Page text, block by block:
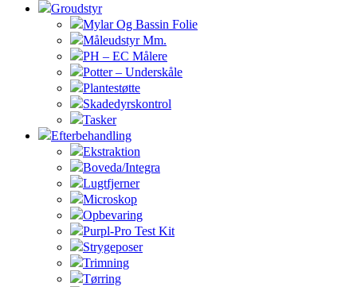
Groudstyr
Mylar Og Bassin Folie
Måleudstyr Mm.
PH – EC Målere
Potter – Underskåle
Plantestøtte
Skadedyrskontrol
Tasker
Efterbehandling
Ekstraktion
Boveda/Integra
Lugtfjerner
Microskop
Opbevaring
Purpl-Pro Test Kit
Strygeposer
Trimning
Tørring